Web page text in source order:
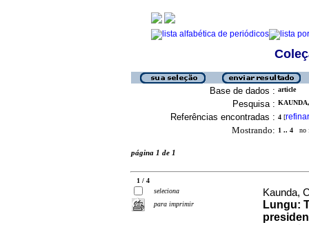
Base de dados : article
Pesquisa :
Referências encontradas : 4 [refinar
Mostrando: 1 .. 4 no
página 1 de 1
1 / 4
seleciona
para imprimir
Kaunda,
Lungu: